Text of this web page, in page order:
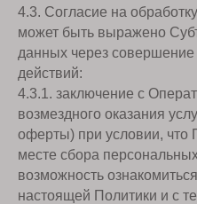
4.3. Согласие на
может быть выражено
данных через
действий:
4.3.1. заключение с
возмездного оказания
оферты) при условии, что
месте сбора
возможность
настоящей Политики и с